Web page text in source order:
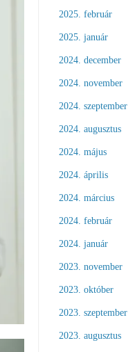
2025. február
2025. január
2024. december
2024. november
2024. szeptember
2024. augusztus
2024. május
2024. április
2024. március
2024. február
2024. január
2023. november
2023. október
2023. szeptember
2023. augusztus